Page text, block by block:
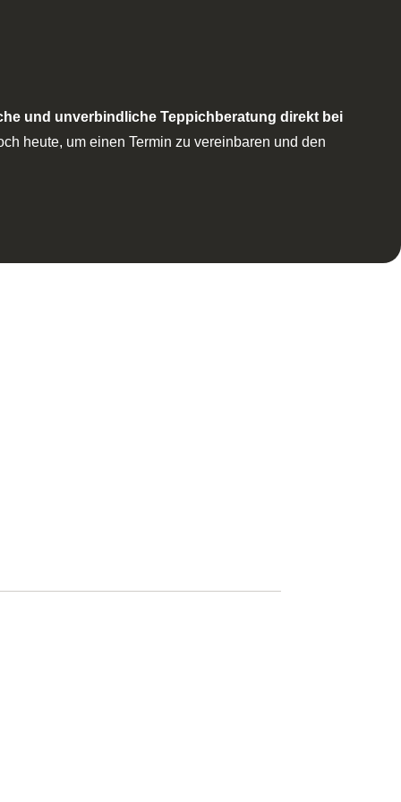
und unverbindliche Teppichberatung direkt bei
heute, um einen Termin zu vereinbaren und den